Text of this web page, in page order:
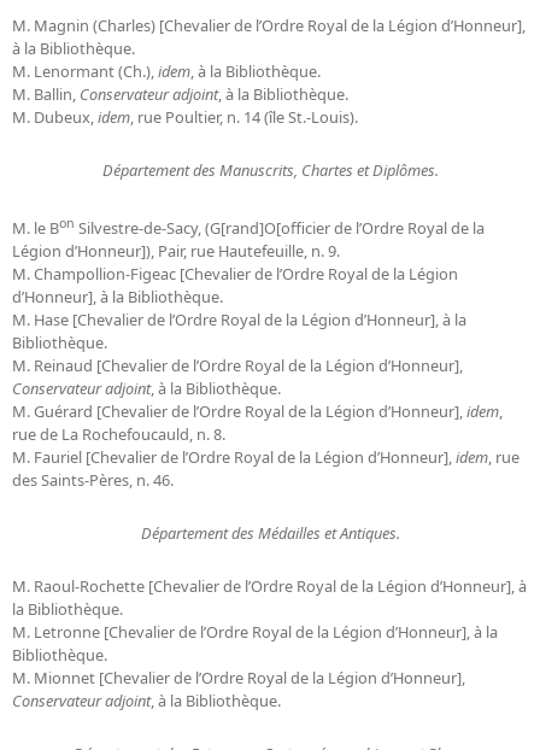
M. Magnin (Charles) [Chevalier de l’Ordre Royal de la Légion d’Honneur],
à la Bibliothèque.
M. Lenormant (Ch.),idem, à la Bibliothèque.
M. Ballin, Conservateur adjoint, à la Bibliothèque.
M. Dubeux,idem, rue Poultier, n. 14 (île St.-Louis).
Département des Manuscrits, Chartes et Diplômes.
M. le Bon Silvestre-de-Sacy, (G[rand]O[officier de l’Ordre Royal de la
Légion d’Honneur]), Pair, rue Hautefeuille, n. 9.
M. Champollion-Figeac [Chevalier de l’Ordre Royal de la Légion
d’Honneur], à la Bibliothèque.
M. Hase [Chevalier de l’Ordre Royal de la Légion d’Honneur], à la
Bibliothèque.
M. Reinaud [Chevalier de l’Ordre Royal de la Légion d’Honneur],
Conservateur adjoint, à la Bibliothèque.
M. Guérard [Chevalier de l’Ordre Royal de la Légion d’Honneur],idem,
rue de La Rochefoucauld, n. 8.
M. Fauriel [Chevalier de l’Ordre Royal de la Légion d’Honneur],idem, rue
des Saints-Pères, n. 46.
Département des Médailles et Antiques.
M. Raoul-Rochette [Chevalier de l’Ordre Royal de la Légion d’Honneur], à
la Bibliothèque.
M. Letronne [Chevalier de l’Ordre Royal de la Légion d’Honneur], à la
Bibliothèque.
M. Mionnet [Chevalier de l’Ordre Royal de la Légion d’Honneur],
Conservateur adjoint, à la Bibliothèque.